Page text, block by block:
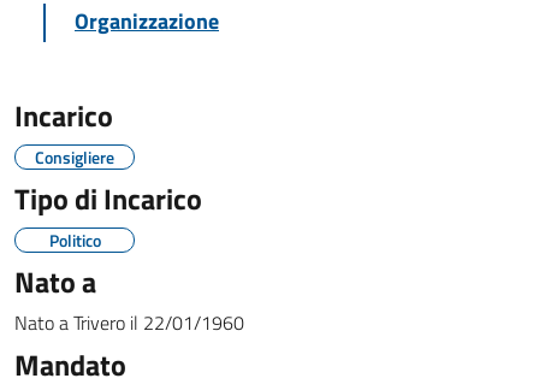
Organizzazione
Incarico
Consigliere
Tipo di Incarico
Politico
Nato a
Nato aTrivero il 22/01/1960
Mandato